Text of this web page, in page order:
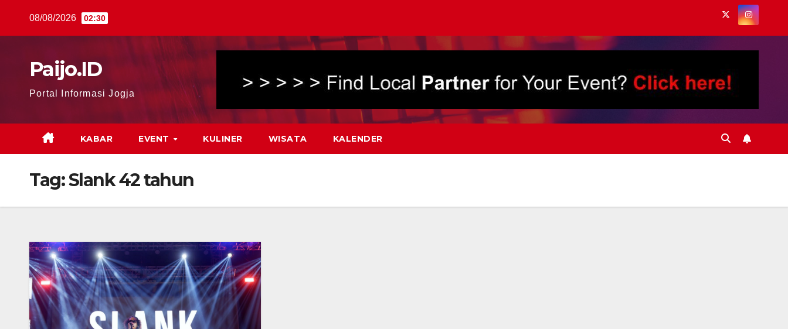
08/08/2026 02:30
Paijo.ID
Portal Informasi Jogja
KABAR EVENT KULINER WISATA KALENDER
Tag:Slank 42 tahun